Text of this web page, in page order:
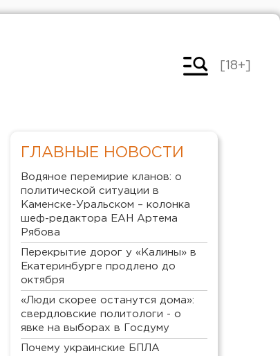
[18+]
ГЛАВНЫЕ НОВОСТИ
Водяное перемирие кланов: о
политической ситуации в
Каменске-Уральском – колонка
шеф-редактора ЕАН Артема
Рябова
Перекрытие дорог у «Калины» в
Екатеринбурге продлено до
октября
«Люди скорее останутся дома»:
свердловские политологи - о
явке на выборах в Госдуму
Почему украинские БПЛА